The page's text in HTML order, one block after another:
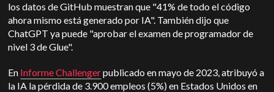
los datos de GitHub muestran que "41% de todo el código
ahora mismo está generado por IA". También dijo que
ChatGPT ya puede "aprobar el examen de programador de
nivel 3 de Glue".
En Informe Challengerpublicado en mayo de 2023, atribuyó a
la IA la pérdida de 3.900 empleos (5%) en Estados Unidos en